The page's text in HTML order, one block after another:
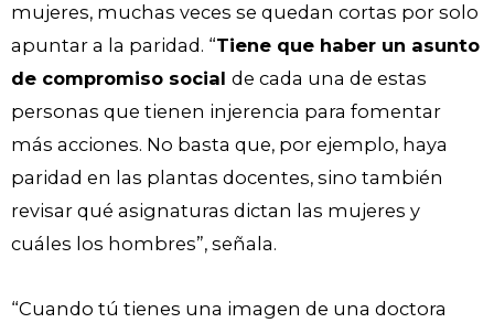
mujeres, muchas veces se quedan cortas por solo
apuntar a la paridad. “Tiene que haber un asunto
de compromiso social de cada una de estas
personas que tienen injerencia para fomentar
más acciones. No basta que, por ejemplo, haya
paridad en las plantas docentes, sino también
revisar qué asignaturas dictan las mujeres y
cuáles los hombres”, señala.
“Cuando tú tienes una imagen de una doctora